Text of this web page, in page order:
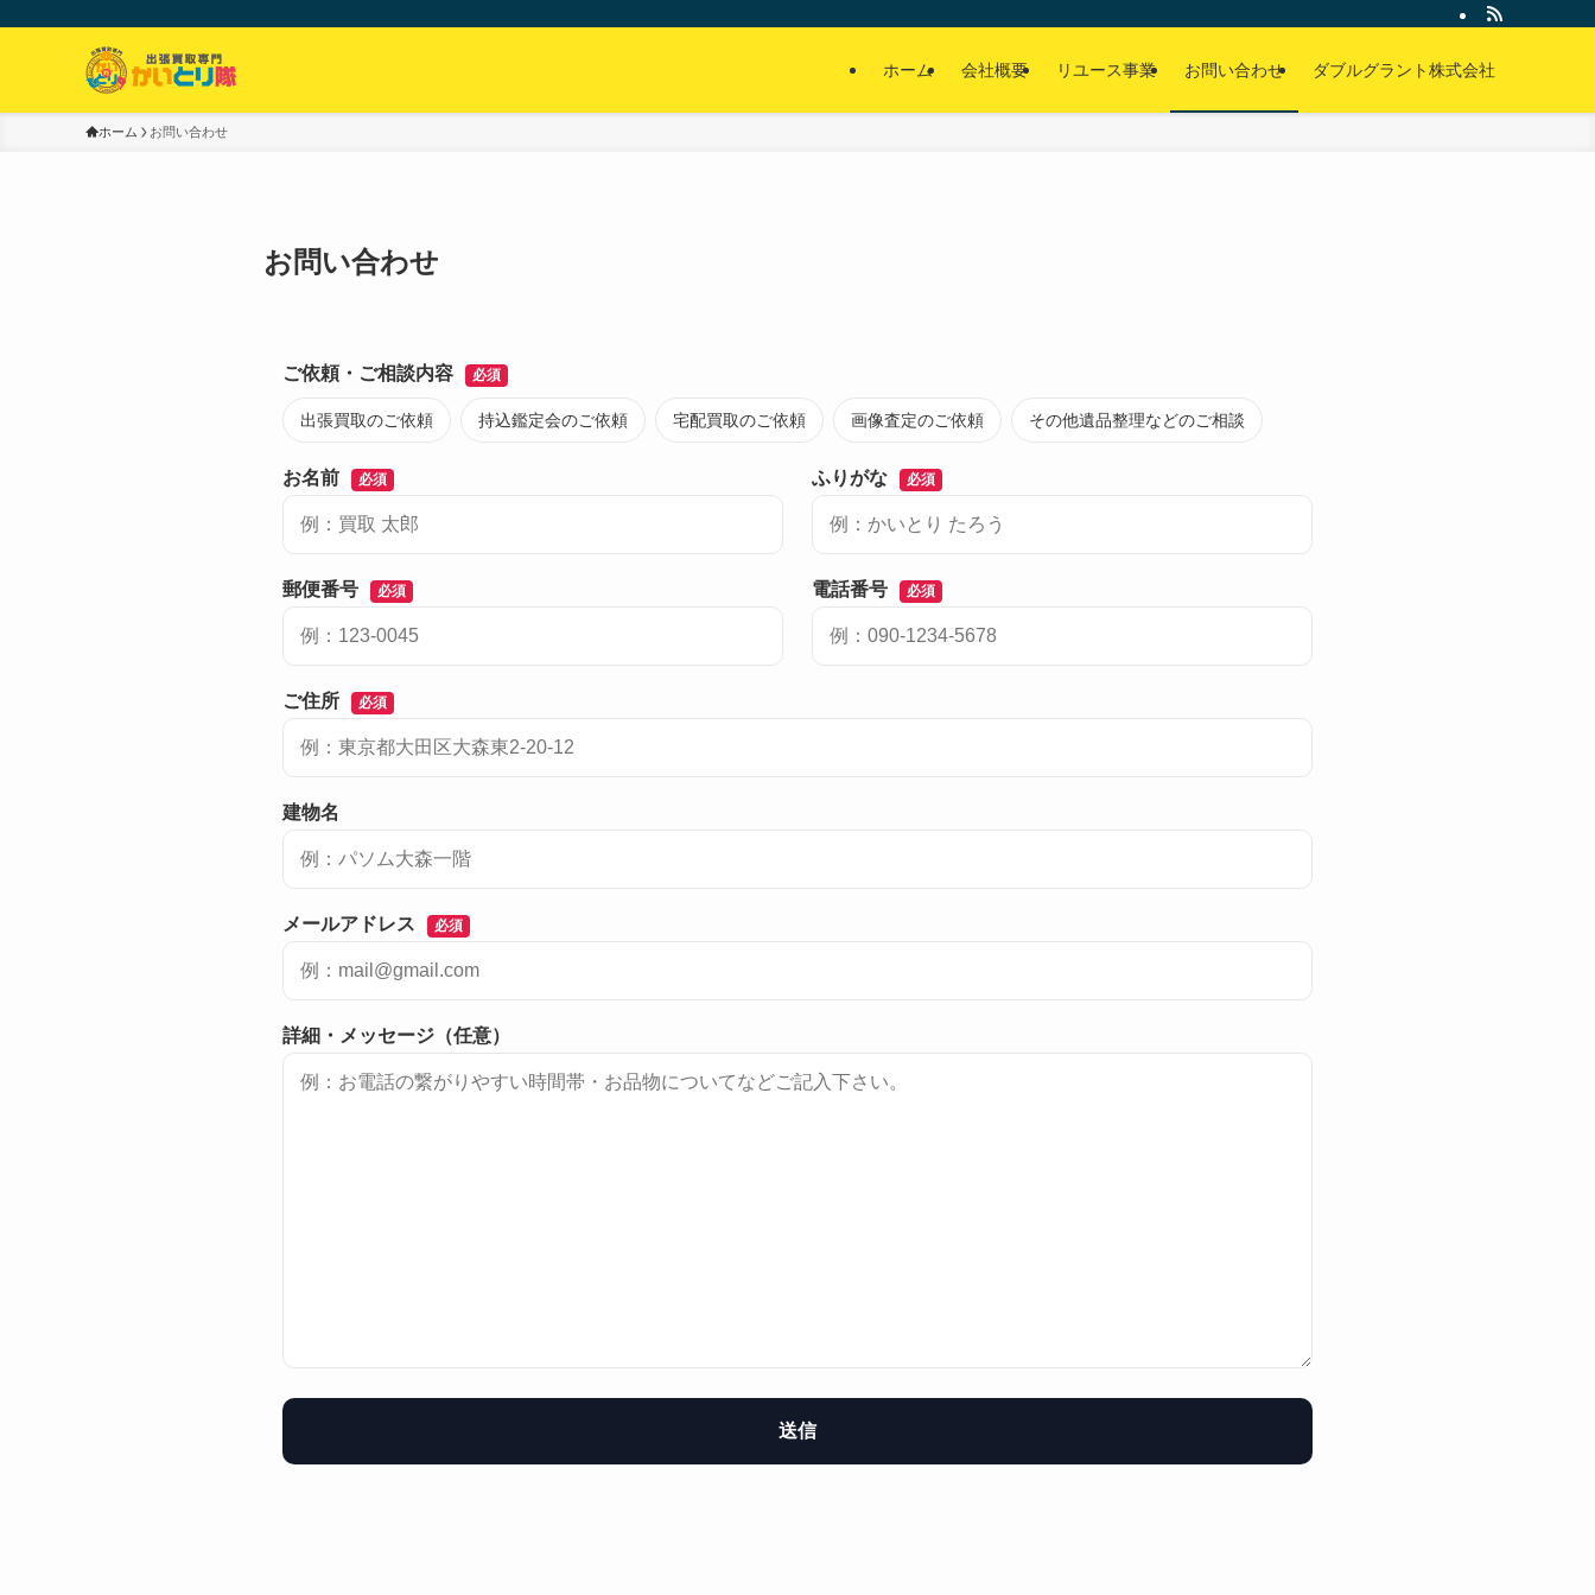
ホーム 会社概要 リユース事業 お問い合わせ ダブルグラント株式会社
ホーム お問い合わせ
お問い合わせ
ご依頼・ご相談内容 必須
出張買取のご依頼 持込鑑定会のご依頼 宅配買取のご依頼 画像査定のご依頼 その他遺品整理などのご相談
お名前 必須 ふりがな 必須
郵便番号 必須 電話番号 必須
ご住所 必須
建物名
メールアドレス 必須
詳細・メッセージ（任意）